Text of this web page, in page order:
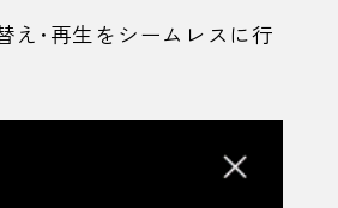
・再生をシームレスに行